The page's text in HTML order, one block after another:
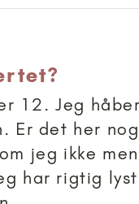
12. Jeg
Er det her
jeg ikke
har rigtig